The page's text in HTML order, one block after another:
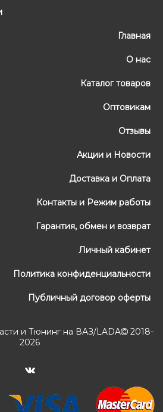
Главная
О нас
Каталог товаров
Оптовикам
Отзывы
Акции и Новости
Доставка и Оплата
Контакты и Режим работы
Гарантия, обмен и возврат
Личный кабинет
Политика конфиденциальности
Публичный договор оферты
и Тюнинг на ВАЗ/LADA
2018-
2026